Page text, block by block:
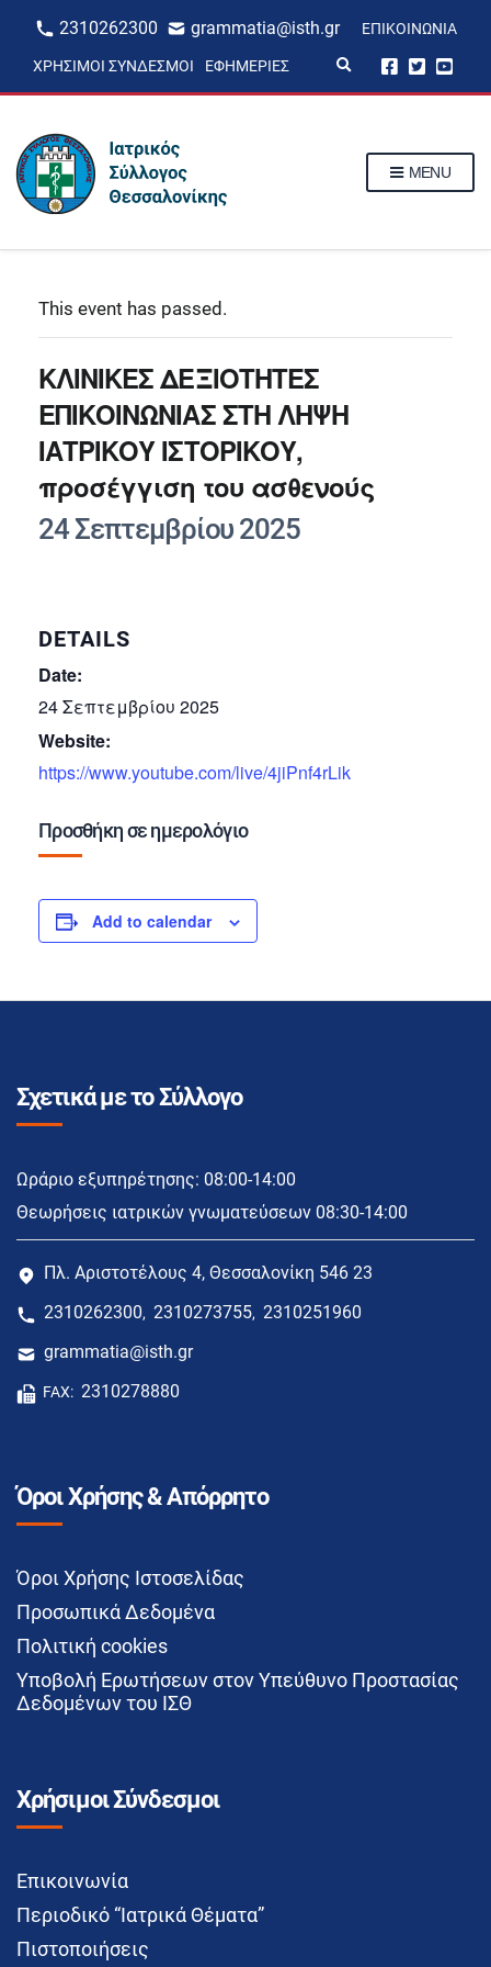
2310262300 grammatia@isth.gr ΕΠΙΚΟΙΝΩΝΊΑ
ΧΡΉΣΙΜΟΙ ΣΎΝΔΕΣΜΟΙ ΕΦΗΜΕΡΊΕΣ
p
MENU
This event has passed.
ΚΛΙΝΙΚΕΣ ΔΕΞΙΟΤΗΤΕΣ
ΕΠΙΚΟΙΝΩΝΙΑΣ ΣΤΗ ΛΗΨΗ
ΙΑΤΡΙΚΟΥ ΙΣΤΟΡΙΚΟΥ,
προσέγγιση του ασθενούς
24 Σεπτεμβρίου 2025
DETAILS
Date:
24 Σεπτεμβρίου 2025
Website:
https://www.youtube.com/live/4jiPnf4rLik
Προσθήκη σε ημερολόγιο
Add to calendar
Σχετικά με το Σύλλογο
Ωράριο εξυπηρέτησης: 08:00-14:00
Θεωρήσεις ιατρικών γνωματεύσεων 08:30-14:00
Πλ. Αριστοτέλους 4, Θεσσαλονίκη 546 23
2310262300, 2310273755, 2310251960
grammatia@isth.gr
FAX: 2310278880
Όροι Χρήσης & Απόρρητο
Όροι Χρήσης Ιστοσελίδας
Προσωπικά Δεδομένα
Πολιτική cookies
Υποβολή Ερωτήσεων στον Υπεύθυνο Προστασίας
Δεδομένων του ΙΣΘ
Χρήσιμοι Σύνδεσμοι
Επικοινωνία
Περιοδικό “Ιατρικά Θέματα”
Πιστοποιήσεις